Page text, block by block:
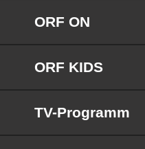
ORF ON
ORF KIDS
TV-Programm